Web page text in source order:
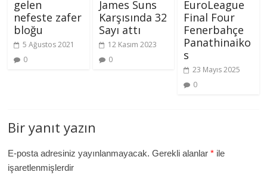
gelen
nefeste zafer
bloğu
5 Ağustos 2021
0
James Suns
Karşısında 32
Sayı attı
12 Kasım 2023
0
EuroLeague
Final Four
Fenerbahçe
Panathinaiko
s
23 Mayıs 2025
0
Bir yanıt yazın
E-posta adresiniz yayınlanmayacak. Gerekli alanlar* ile
işaretlenmişlerdir